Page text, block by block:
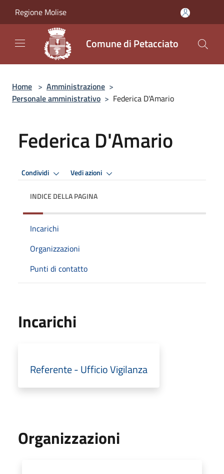
Regione Molise
Comune di Petacciato
Home > Amministrazione >
Personale amministrativo > Federica D'Amario
Federica D'Amario
Condividi Vedi azioni
INDICE DELLA PAGINA
Incarichi
Organizzazioni
Punti di contatto
Incarichi
Referente - Ufficio Vigilanza
Organizzazioni